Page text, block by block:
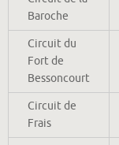
Baroche
Circuit du
Fort de
Bessoncourt
Circuit de
Frais